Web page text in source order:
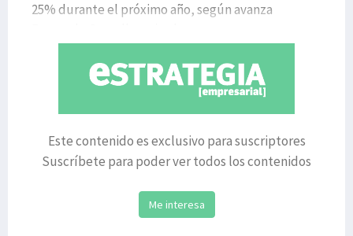
25% durante el próximo año, según avanza
Este contenido es exclusivo para suscriptores
Suscríbete para poder ver todos los contenidos
Me interesa